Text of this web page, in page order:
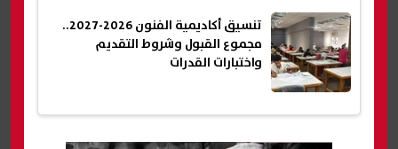
تنسيق أكاديمية الفنون 2026-2027..
مجموع القبول وشروط التقديم
واختبارات القدرات